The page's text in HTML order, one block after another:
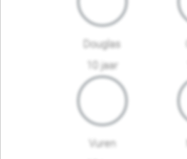
Douglas
10 jaar
Vuren